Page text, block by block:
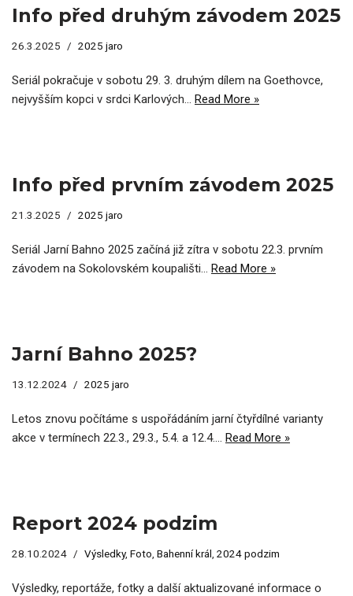
Info před druhým závodem 2025
26.3.2025 2025 jaro
Seriál pokračuje v sobotu 29. 3. druhým dílem na Goethovce,
nejvyšším kopci v srdci Karlových… Read More »
Info před prvním závodem 2025
21.3.2025 2025 jaro
Seriál Jarní Bahno 2025 začíná již zítra v sobotu 22.3. prvním
závodem na Sokolovském koupališti… Read More »
Jarní Bahno 2025?
13.12.2024 2025 jaro
Letos znovu počítáme s uspořádáním jarní čtyřdílné varianty
akce v termínech 22.3., 29.3., 5.4. a 12.4.… Read More »
Report 2024 podzim
28.10.2024 Výsledky, Foto Bahenní král 2024 podzim
Výsledky, reportáže, fotky a další aktualizované informace o